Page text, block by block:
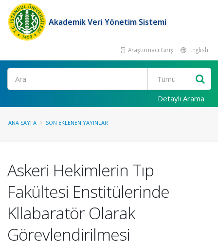
Akademik Veri Yönetim Sistemi
Araştırmacı Girişi English
Ara
Detaylı Arama
ANA SAYFA SON EKLENEN YAYINLAR
Askeri Hekimlerin Tıp
Fakültesi Enstitülerinde
Kllabaratör Olarak
Görevlendirilmesi